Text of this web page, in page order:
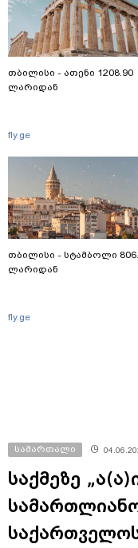
თბილისი - ათენი 1208.90
ლარიდან
fly.ge
თბილისი - სტამბოლი
ლარიდან
fly.ge
სამართალი
საქმეზე